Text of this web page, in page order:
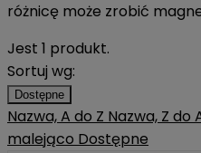
różnicę może zrobić
Jest 1 produkt.
Sortuj wg:
Dostępne
Nazwa, A do Z Nazwa, Z do
malejąco Dostępne